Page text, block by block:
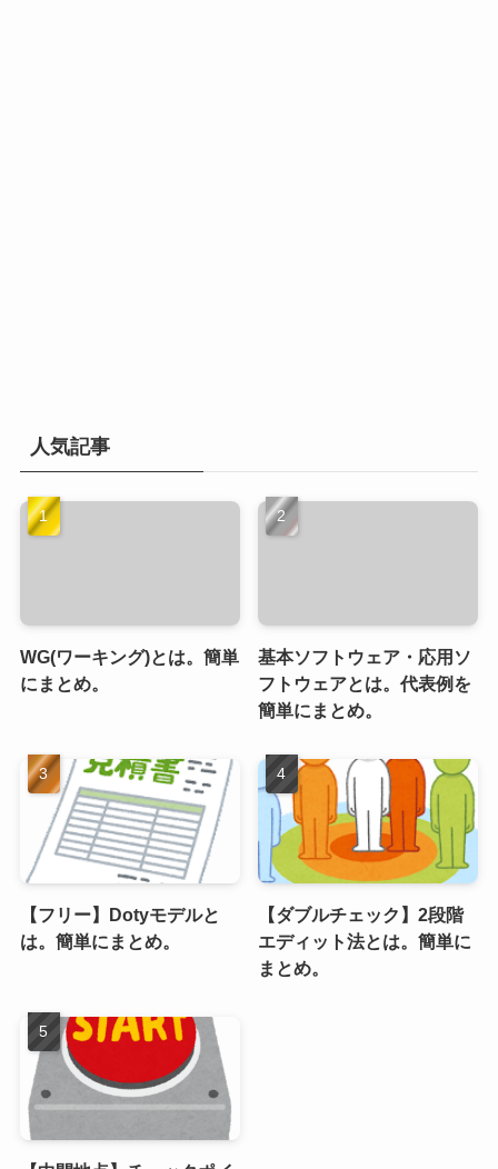
人気記事
WG(ワーキング)とは。簡単
にまとめ。
基本ソフトウェア・応用ソ
フトウェアとは。代表例を
簡単にまとめ。
【フリー】Dotyモデルと
は。簡単にまとめ。
【ダブルチェック】2段階
エディット法とは。簡単に
まとめ。